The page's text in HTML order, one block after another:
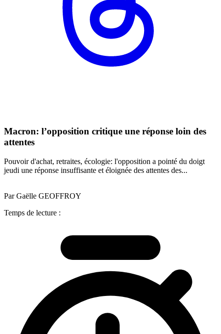
Macron: l’opposition critique une réponse loin des
attentes
Pouvoir d'achat, retraites, écologie: l'opposition a pointé du doigt
jeudi une réponse insuffisante et éloignée des attentes des...
Par Gaëlle GEOFFROY
Temps de lecture :